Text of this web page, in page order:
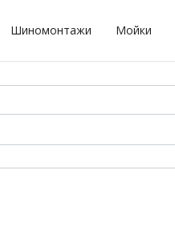
Шиномонтажи Мойки